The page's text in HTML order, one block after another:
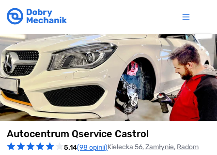
Autocentrum Qservice Castrol
5.14(98 opinii)Kielecka 56,Zamłynie, Radom